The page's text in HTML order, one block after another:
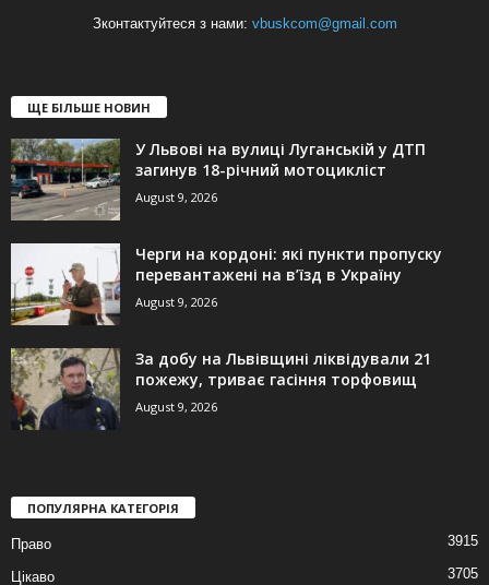
Зконтактуйтеся з нами: vbuskcom@gmail.com
ЩЕ БІЛЬШЕ НОВИН
У Львові на вулиці Луганській у ДТП
загинув 18-річний мотоцикліст
August 9, 2026
Черги на кордоні: які пункти пропуску
перевантажені на в’їзд в Україну
August 9, 2026
За добу на Львівщині ліквідували 21
пожежу, триває гасіння торфовищ
August 9, 2026
ПОПУЛЯРНА КАТЕГОРІЯ
Право 3915
Цікаво 3705